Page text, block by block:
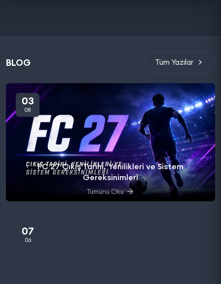
BLOG Tüm Yazılar
03
08
FC 27 Çıkış Tarihi, Yenilikleri ve Sistem
Gereksinimleri
Tümünü Oku
07
06